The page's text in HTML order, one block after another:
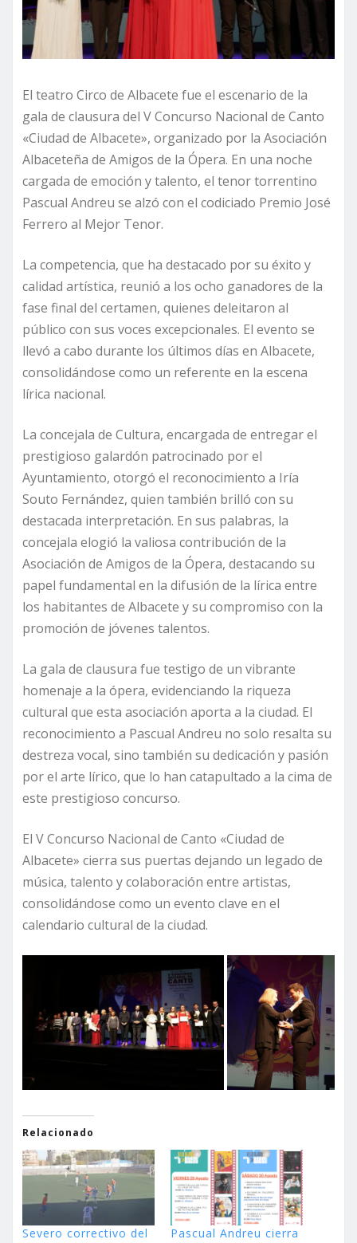
El teatro Circo de Albacete fue el escenario de la
gala de clausura del V Concurso Nacional de Canto
«Ciudad de Albacete», organizado por la Asociación
Albaceteña de Amigos de la Ópera. En una noche
cargada de emoción y talento, el tenor torrentino
Pascual Andreu se alzó con el codiciado Premio José
Ferrero al Mejor Tenor.
La competencia, que ha destacado por su éxito y
calidad artística, reunió a los ocho ganadores de la
fase final del certamen, quienes deleitaron al
público con sus voces excepcionales. El evento se
llevó a cabo durante los últimos días en Albacete,
consolidándose como un referente en la escena
lírica nacional.
La concejala de Cultura, encargada de entregar el
prestigioso galardón patrocinado por el
Ayuntamiento, otorgó el reconocimiento a Iría
Souto Fernández, quien también brilló con su
destacada interpretación. En sus palabras, la
concejala elogió la valiosa contribución de la
Asociación de Amigos de la Ópera, destacando su
papel fundamental en la difusión de la lírica entre
los habitantes de Albacete y su compromiso con la
promoción de jóvenes talentos.
La gala de clausura fue testigo de un vibrante
homenaje a la ópera, evidenciando la riqueza
cultural que esta asociación aporta a la ciudad. El
reconocimiento a Pascual Andreu no solo resalta su
destreza vocal, sino también su dedicación y pasión
por el arte lírico, que lo han catapultado a la cima de
este prestigioso concurso.
El V Concurso Nacional de Canto «Ciudad de
Albacete» cierra sus puertas dejando un legado de
música, talento y colaboración entre artistas,
consolidándose como un evento clave en el
calendario cultural de la ciudad.
Relacionado
Severo correctivo del
Pascual Andreu cierra